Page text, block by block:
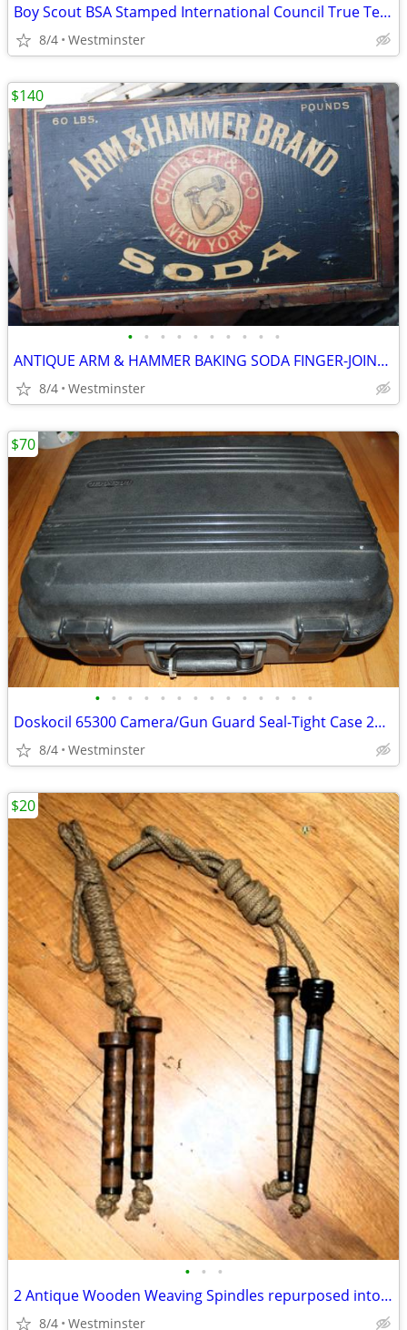
Boy Scout BSA Stamped International Council True Temper Camp Hatchet
8/4 Westminster
• • • • • • • • • •
ANTIQUE ARM & HAMMER BAKING SODA FINGER-JOINTED WOODEN CRATE, W/STAMP
8/4 Westminster
$140
• • • • • • • • • • • • • •
Doskocil 65300 Camera/Gun Guard Seal-Tight Case 20" x 16" x 9"
8/4 Westminster
$70
• • •
2 Antique Wooden Weaving Spindles repurposed into jump ropes
8/4 Westminster
$20